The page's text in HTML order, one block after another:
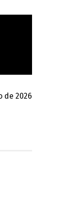
de 2026